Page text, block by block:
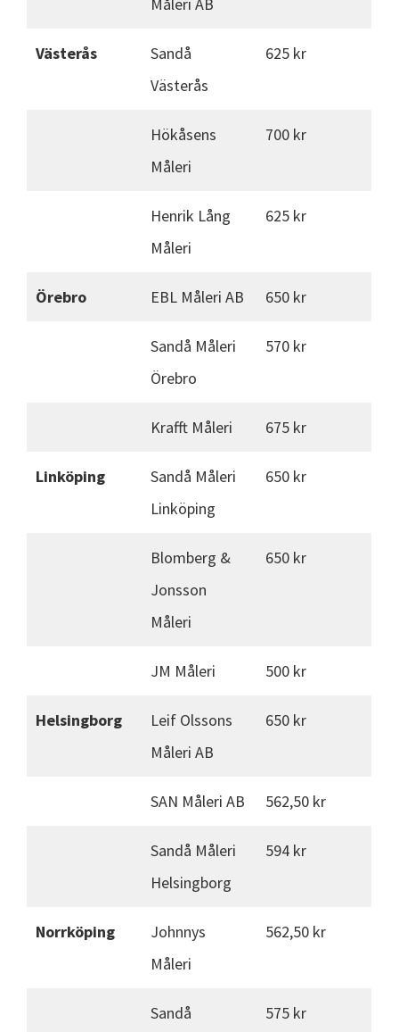
Västerås
Sandå
Västerås
625 kr
Hökåsens
Måleri
700 kr
Henrik Lång
Måleri
625 kr
Örebro EBL Måleri AB 650 kr
Sandå Måleri
Örebro
570 kr
Krafft Måleri 675 kr
Linköping
Sandå Måleri
Linköping
650 kr
Blomberg &
Jonsson
Måleri
650 kr
JM Måleri 500 kr
Helsingborg
Leif Olssons
Måleri AB
650 kr
SAN Måleri AB 562,50 kr
Sandå Måleri
Helsingborg
594 kr
Norrköping
Johnnys
Måleri
562,50 kr
Sandå
575 kr